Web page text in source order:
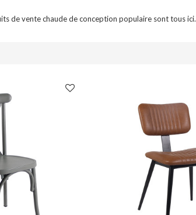
de vente chaude de conception populaire sont tous ici.